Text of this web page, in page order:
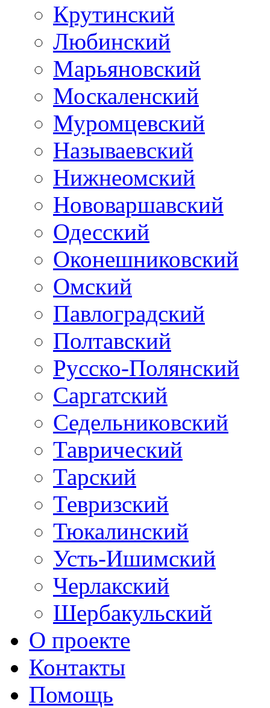
Крутинский
Любинский
Марьяновский
Москаленский
Муромцевский
Называевский
Нижнеомский
Нововаршавский
Одесский
Оконешниковский
Омский
Павлоградский
Полтавский
Русско-Полянский
Саргатский
Седельниковский
Таврический
Тарский
Тевризский
Тюкалинский
Усть-Ишимский
Черлакский
Шербакульский
О проекте
Контакты
Помощь